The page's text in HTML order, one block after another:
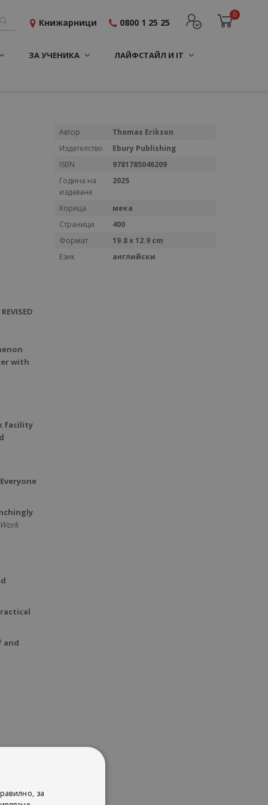
0
Книжарници 0800 1 25 25
ЗА УЧЕНИКА ЛАЙФСТАЙЛ И IT
with
facility
and
Повече
Автор
Thomas Erikson
Издателство
Ebury Publishing
ISBN
9781785046209
Година на
издаване
2025
Корица
мека
Страници
400
Формат
19.8 x 12.9 cm
Език
английски
за